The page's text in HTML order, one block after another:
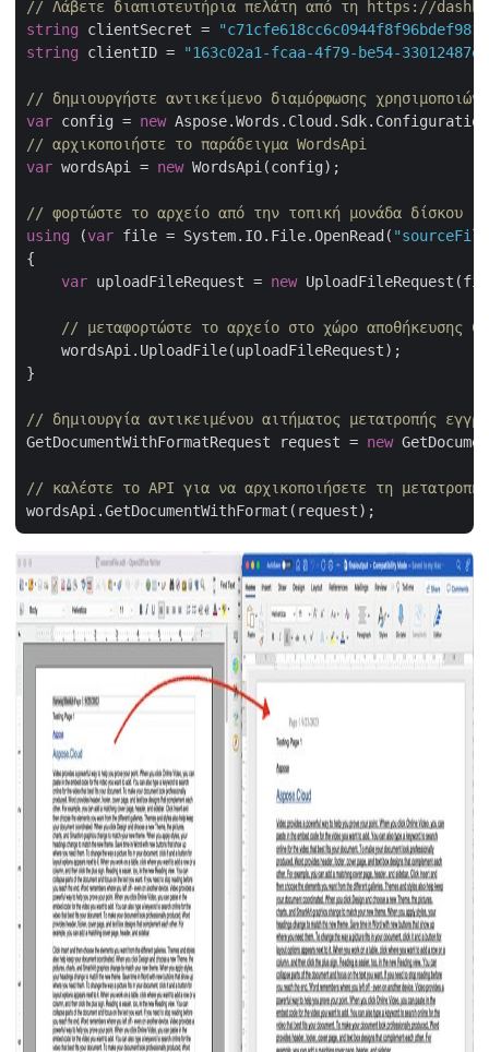
// Λάβετε διαπιστευτήρια πελάτη από τη https://
string clientSecret =
string clientID = "163c02a1-fcaa-4f79-be54-
// δημιουργήστε αντικείμενο διαμόρφωσης
var config = new
// αρχικοποιήστε το παράδειγμα WordsApi
var wordsApi = new WordsApi(config);
// φορτώστε το αρχείο από την τοπική μονάδα δίσκου
using (var file = System.IO.File.OpenRead(
{
var uploadFileRequest = new
// μεταφορτώστε το αρχείο στο χώρο αποθήκευσης
    wordsApi.UploadFile(uploadFileRequest);
}
// δημιουργία αντικειμένου αιτήματος μετατροπής
GetDocumentWithFormatRequest request = new
// καλέστε το API για να αρχικοποιήσετε τη μετατροπή